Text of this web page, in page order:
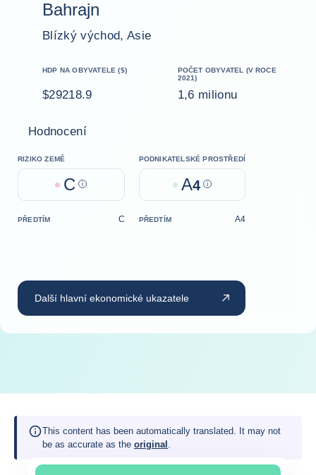
Bahrajn
Blízký východ, Asie
HDP NA OBYVATELE ($)
$29218.9
POČET OBYVATEL (V ROCE
2021)
1,6 milionu
Hodnocení
RIZIKO ZEMĚ
C Help
PODNIKATELSKÉ PROSTŘEDÍ
A4 Help
PŘEDTÍM C PŘEDTÍM A4
Další hlavní ekonomické ukazatele
This content has been automatically translated. It may not
be as accurate as the original .